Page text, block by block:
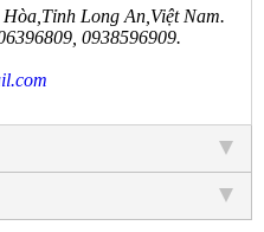
Long An,Việt Nam.
0938596909.
com